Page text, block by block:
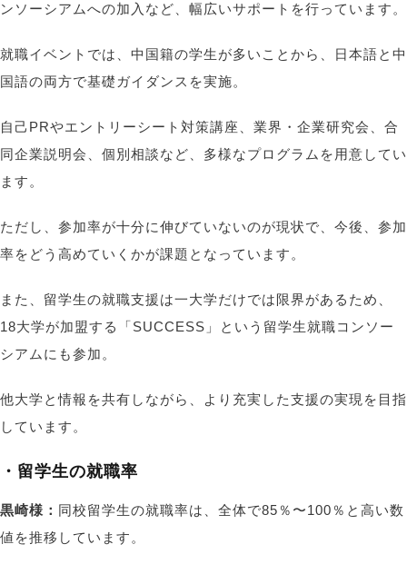
ンソーシアムへの加入など、幅広いサポートを行っています。
就職イベントでは、中国籍の学生が多いことから、日本語と中
国語の両方で基礎ガイダンスを実施。
自己PRやエントリーシート対策講座、業界・企業研究会、合
同企業説明会、個別相談など、多様なプログラムを用意してい
ます。
ただし、参加率が十分に伸びていないのが現状で、今後、参加
率をどう高めていくかが課題となっています。
また、留学生の就職支援は一大学だけでは限界があるため、
18大学が加盟する「SUCCESS」という留学生就職コンソー
シアムにも参加。
他大学と情報を共有しながら、より充実した支援の実現を目指
しています。
・留学生の就職率
黒崎様： 同校留学生の就職率は、全体で85％〜100％と高い数
値を推移しています。